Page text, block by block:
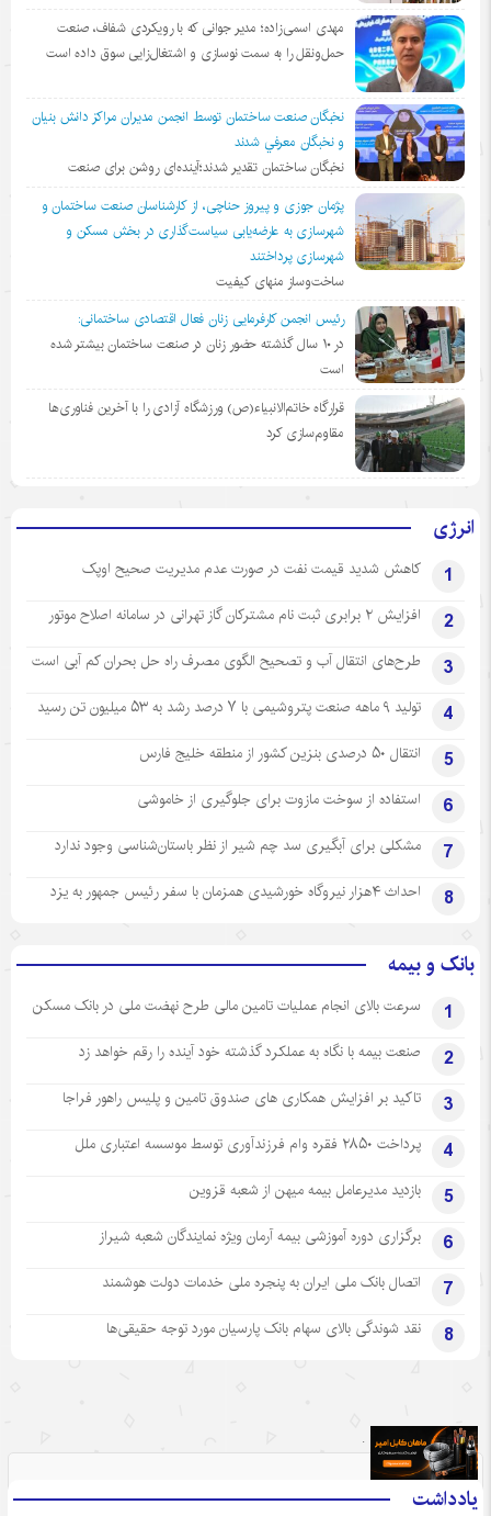
مهدی اسمی‌زاده؛ مدیر جوانی که با رویکردی شفاف، صنعت
حمل‌ونقل را به سمت نوسازی و اشتغال‌زایی سوق داده است
نخبگان صنعت ساختمان توسط انجمن مديران مراكز دانش بنيان
و نخبگان معرفي شدند
نخبگان ساختمان تقدیر شدند؛آینده‌ای روشن برای صنعت
پژمان جوزی و پیروز حناچی، از کارشناسان صنعت ساختمان و
شهرسازی به عارضه‌یابی سیاست‌گذاری در بخش مسکن و
شهرسازی پرداختند
ساخت‌وساز منهای کیفیت
رئیس انجمن کارفرمایی زنان فعال اقتصادی ساختمانی:
در ١٠ سال گذشته حضور زنان در صنعت ساختمان بیشتر شده
است
قرارگاه خاتم‌الانبیاء(ص) ورزشگاه آزادی را با آخرین فناوری‌ها
مقاوم‌سازی کرد
انرژی
1 کاهش شدید قیمت نفت در صورت عدم مدیریت صحیح اوپک
2 افزایش ۲ برابری ثبت نام مشترکان گاز تهرانی‌ در سامانه اصلاح موتور
3 طرح‌های انتقال آب و تصحیح الگوی مصرف راه حل بحران کم آبی است
4 تولید ۹ ماهه صنعت پتروشیمی با ۷ درصد رشد به ۵۳ میلیون تن رسید
5 انتقال ۵۰ درصدی بنزین کشور از منطقه خلیج فارس
6 استفاده از سوخت مازوت برای جلوگیری از خاموشی
7 مشکلی برای آبگیری سد چم شیر از نظر باستان‌شناسی وجود ندارد
8 احداث ۴هزار نیروگاه خورشیدی همزمان با سفر رئیس جمهور به یزد
بانک و بیمه
1 سرعت بالای انجام عملیات تامین مالی طرح نهضت ملی در بانک مسکن
2 صنعت بیمه با نگاه به عملکرد گذشته خود آینده را رقم خواهد زد
3 تاکید بر افزایش همکاری های صندوق تامین و پلیس راهور فراجا
4 پرداخت ۲۸۵۰ فقره وام فرزندآوری توسط موسسه اعتباری ملل
5 بازدید مدیرعامل بیمه میهن از شعبه قزوین
6 برگزاری دوره آموزشی بیمه آرمان ویژه نمایندگان شعبه شیراز
7 اتصال بانک ملی ایران به پنجره ملی خدمات دولت هوشمند
8 نقد شوندگی بالای سهام بانک پارسیان مورد توجه حقیقی‌ها
یادداشت
.